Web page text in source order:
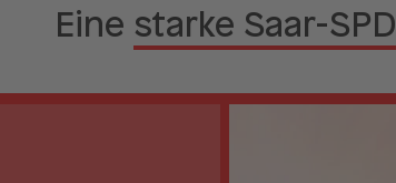
Eine starke Saar-SPD